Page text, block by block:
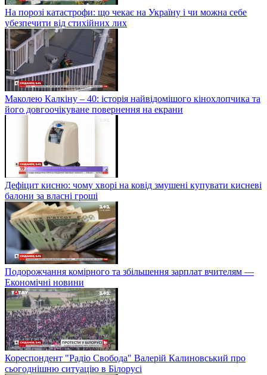
На порозі катастрофи: що чекає на Україну і чи можна себе
убезпечити від стихійних лих
Маколею Калкіну – 40: історія найвідомішого кінохлопчика та
його довгоочікуване повернення на екрани
Дефіцит кисню: чому хворі на ковід змушені купувати кисневі
балони за власні гроші
Подорожчання комірного та збільшення зарплат вчителям —
Економічні новини
Кореспондент "Радіо Свобода" Валерій Калиновський про
сьогоднішню ситуацію в Білорусі